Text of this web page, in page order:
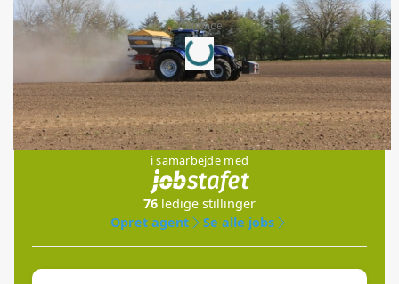
Annonce
Loading...
Jobs
i samarbejde med
76 ledige stillinger
Opret agent
Se alle jobs